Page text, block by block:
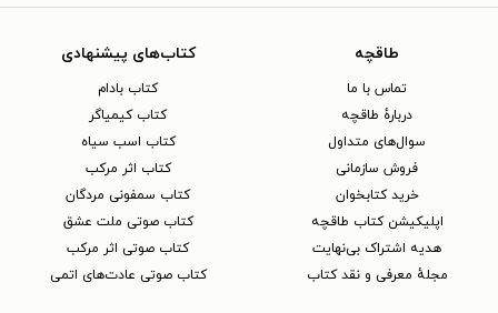
طاقچه
تماس با ما
دربارهٔ طاقچه
سوال‌های متداول
فروش سازمانی
خرید کتابخوان
اپلیکیشن کتاب طاقچه
هدیه اشتراک بی‌نهایت
مجلهٔ معرفی و نقد کتاب
کتاب‌های پیشنهادی
کتاب بادام
کتاب کیمیاگر
کتاب اسب سیاه
کتاب اثر مرکب
کتاب سمفونی مردگان
کتاب صوتی ملت عشق
کتاب صوتی اثر مرکب
کتاب صوتی عادت‌های اتمی